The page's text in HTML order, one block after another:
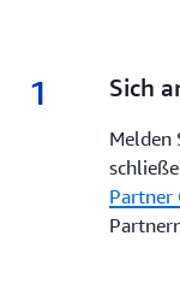
entwickeln,
erreichen.
Tools, mit
verbessern,
optimieren
maximieren
1 1.
Sich
Melden
Partner